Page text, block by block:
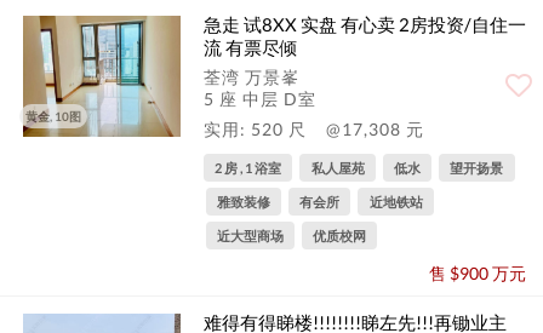
黄金, 10图
急走 试8XX 实盘 有心卖 2房投资/自住一
流 有票尽倾
荃湾 万景峯
5 座 中层 D室
实用: 520 尺
@17,308 元
2 房 , 1 浴室 私人屋苑 低水 望开扬景
雅致装修 有会所 近地铁站
近大型商场 优质校网
售 $900 万元
难得有得睇楼!!!!!!!!睇左先!!!再锄业主